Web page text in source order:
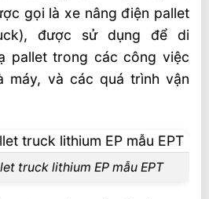
gọi là xe nâng điện pallet
được sử dụng để di
pallet trong các công việc
máy, và các quá trình vận
truck lithium EP mẫu EPT